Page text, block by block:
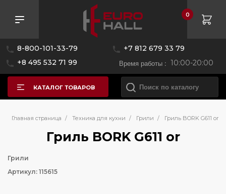
8-800-101-33-79
+7 812 679 33 79
+8 495 532 71 99
Время работы : 10:00-20:00
0
КАТАЛОГ ТОВАРОВ
Главная страница / Техника для кухни / Грили / Гриль BORK G611 or
Гриль BORK G611 or
Грили
Артикул: 115615